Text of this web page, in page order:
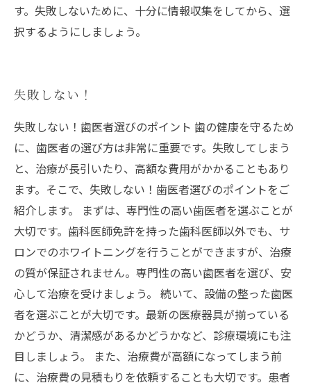
す。失敗しないために、十分に情報収集をしてから、選
択するようにしましょう。
失敗しない！
失敗しない！歯医者選びのポイント 歯の健康を守るため
に、歯医者の選び方は非常に重要です。失敗してしまう
と、治療が長引いたり、高額な費用がかかることもあり
ます。そこで、失敗しない！歯医者選びのポイントをご
紹介します。 まずは、専門性の高い歯医者を選ぶことが
大切です。歯科医師免許を持った歯科医師以外でも、サ
ロンでのホワイトニングを行うことができますが、治療
の質が保証されません。専門性の高い歯医者を選び、安
心して治療を受けましょう。 続いて、設備の整った歯医
者を選ぶことが大切です。最新の医療器具が揃っている
かどうか、清潔感があるかどうかなど、診療環境にも注
目しましょう。 また、治療費が高額になってしまう前
に、治療費の見積もりを依頼することも大切です。患者